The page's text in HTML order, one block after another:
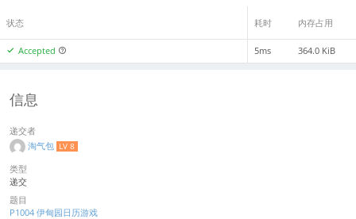
状态 耗时 内存占用
Accepted 5ms 364.0 KiB
信息
递交者
淘气包 LV 8
类型
递交
题目
P1004 伊甸园日历游戏